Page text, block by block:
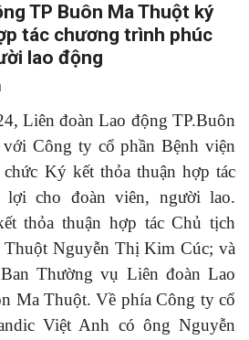
TP Buôn Ma Thuột ký
tác chương trình phúc
lao động
Liên đoàn Lao động TP.Buôn
Công ty cổ phần Bệnh viện
Ký kết thỏa thuận hợp tác
lợi cho đoàn viên, người lao.
thỏa thuận hợp tác Chủ tịch
Nguyễn Thị Kim Cúc; và
Thường vụ Liên đoàn Lao
Ma Thuột. Về phía Công ty cổ
Việt Anh có ông Nguyễn